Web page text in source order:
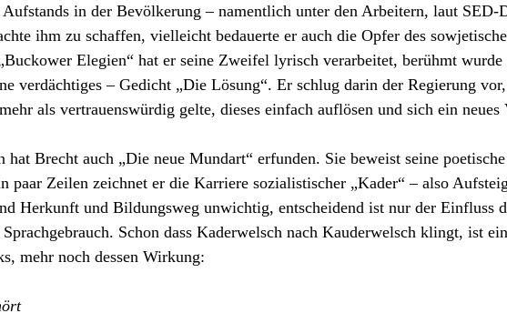
Aufstands in der Bevölkerung – namentlich unter den Arbeitern, laut SED-
ihm zu schaffen, vielleicht bedauerte er auch die Opfer des
Elegien“ hat er seine Zweifel lyrisch verarbeitet, berühmt wurde
verdächtiges – Gedicht „Die Lösung“. Er schlug darin der Regierung
als vertrauenswürdig gelte, dieses einfach auflösen und sich ein neues
Brecht auch „Die neue Mundart“ erfunden. Sie beweist seine poetische
paar Zeilen zeichnet er die Karriere sozialistischer „Kader“ – also
Herkunft und Bildungsweg unwichtig, entscheidend ist nur der Einfluss
Sprachgebrauch. Schon dass Kaderwelsch nach Kauderwelsch klingt, ist
mehr noch dessen Wirkung: